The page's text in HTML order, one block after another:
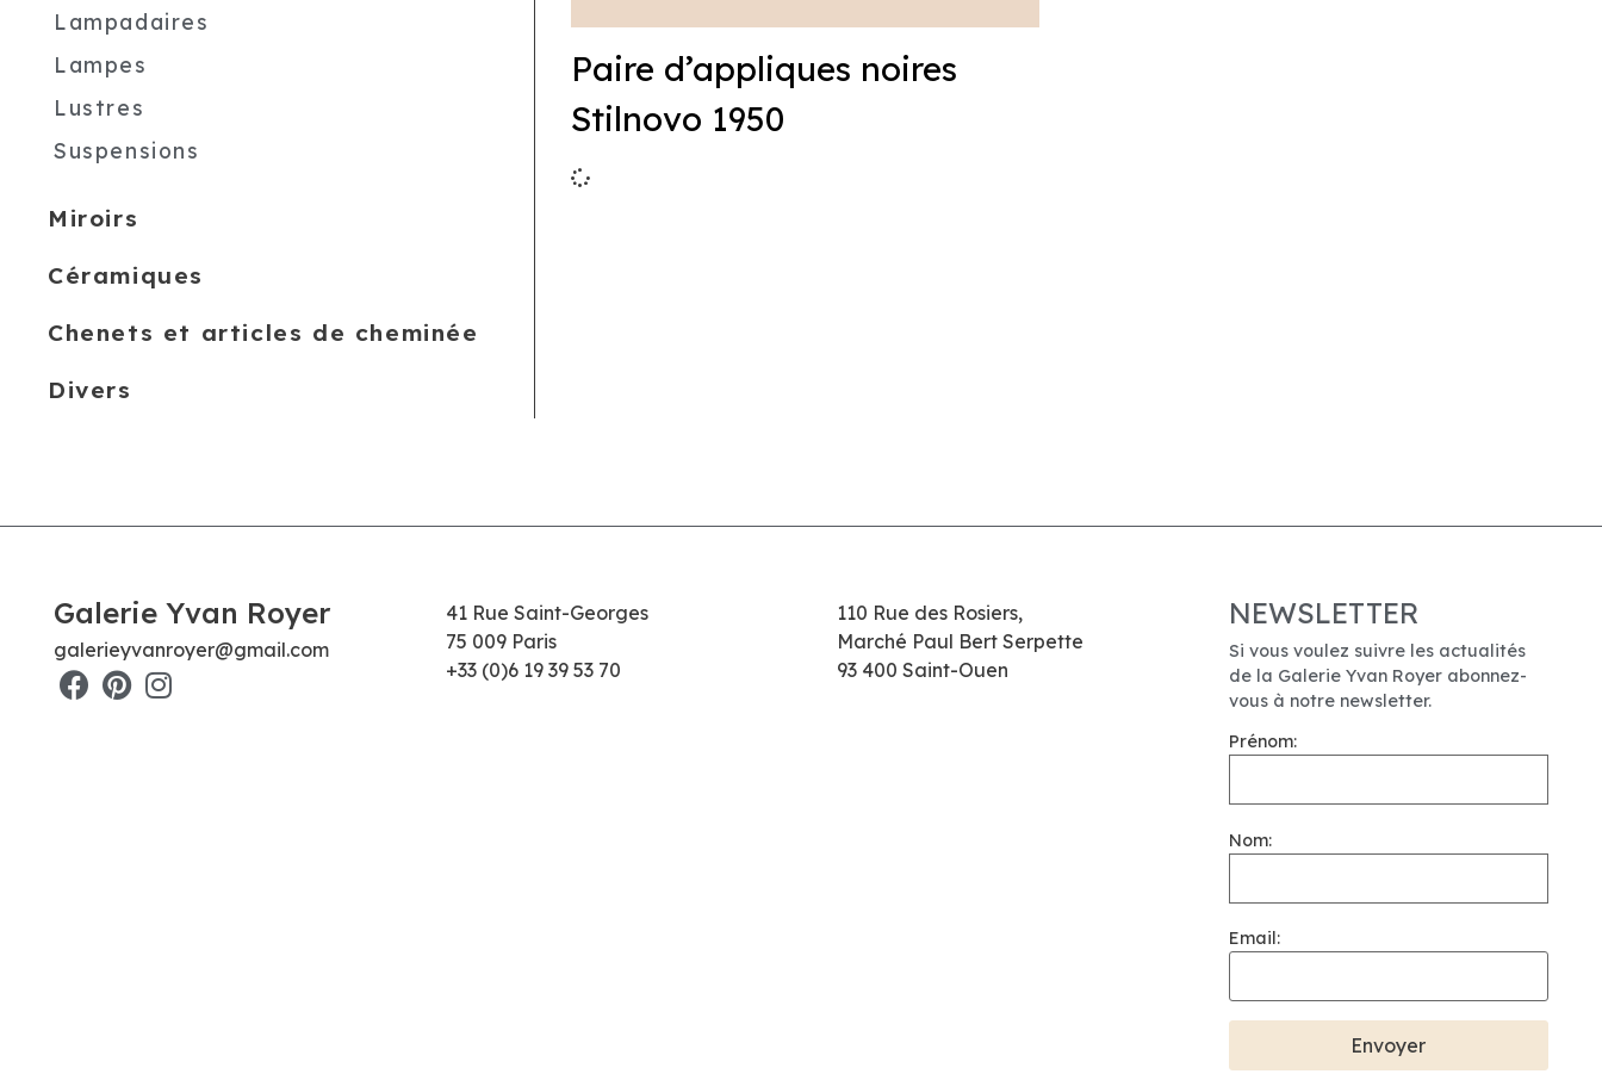
Lampadaires
Lampes
Lustres
Suspensions
Miroirs
Céramiques
Chenets et articles de cheminée
Divers
Paire d’appliques noires
Stilnovo 1950
Galerie Yvan Royer
galerieyvanroyer@gmail.com
41 Rue Saint-Georges
75 009 Paris
+33 (0)6 19 39 53 70
110 Rue des Rosiers,
Marché Paul Bert Serpette
93 400 Saint-Ouen
NEWSLETTER
Si vous voulez suivre les actualités
de la Galerie Yvan Royer abonnez-
vous à notre newsletter.
Prénom:
Nom:
Email: